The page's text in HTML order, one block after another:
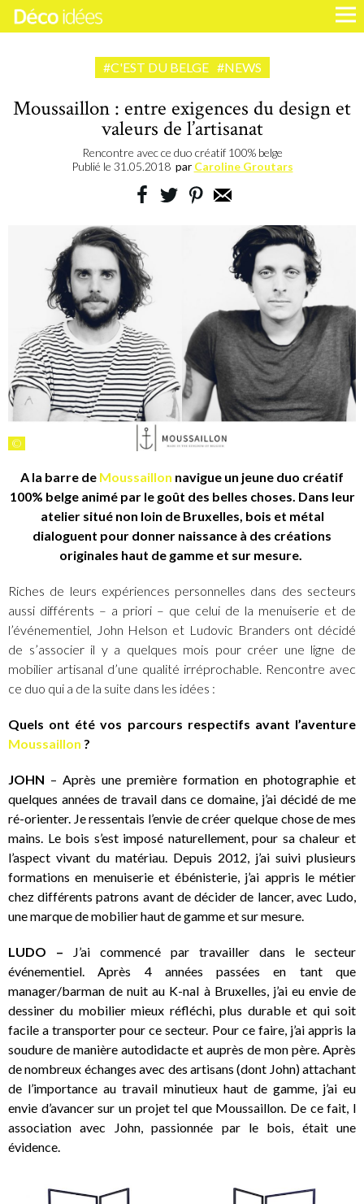
#C'EST DU BELGE #NEWS
Moussaillon : entre exigences du design et
valeurs de l’artisanat
Rencontre avec ce duo créatif 100% belge
Publié le 31.05.2018 par Caroline Groutars
©
A la barre de Moussaillon navigue un jeune duo créatif
100% belge animé par le goût des belles choses. Dans leur
atelier situé non loin de Bruxelles, bois et métal
dialoguent pour donner naissance à des créations
originales haut de gamme et sur mesure.
Riches de leurs expériences personnelles dans des secteurs
aussi différents – a priori – que celui de la menuiserie et de
l’événementiel, John Helson et Ludovic Branders ont décidé
de s’associer il y a quelques mois pour créer une ligne de
mobilier artisanal d’une qualité irréprochable. Rencontre avec
ce duo qui a de la suite dans les idées :
Quels ont été vos parcours respectifs avant l’aventure
Moussaillon ?
JOHN – Après une première formation en photographie et
quelques années de travail dans ce domaine, j’ai décidé de me
ré-orienter. Je ressentais l’envie de créer quelque chose de mes
mains. Le bois s’est imposé naturellement, pour sa chaleur et
l’aspect vivant du matériau. Depuis 2012, j’ai suivi plusieurs
formations en menuiserie et ébénisterie, j’ai appris le métier
chez différents patrons avant de décider de lancer, avec Ludo,
une marque de mobilier haut de gamme et sur mesure.
LUDO – J’ai commencé par travailler dans le secteur
événementiel. Après 4 années passées en tant que
manager/barman de nuit au K-nal à Bruxelles, j’ai eu envie de
dessiner du mobilier mieux réfléchi, plus durable et qui soit
facile a transporter pour ce secteur. Pour ce faire, j’ai appris la
soudure de manière autodidacte et auprès de mon père. Après
de nombreux échanges avec des artisans (dont John) attachant
de l’importance au travail minutieux haut de gamme, j’ai eu
envie d’avancer sur un projet tel que Moussaillon. De ce fait, l
association avec John, passionnée par le bois, était une
évidence.